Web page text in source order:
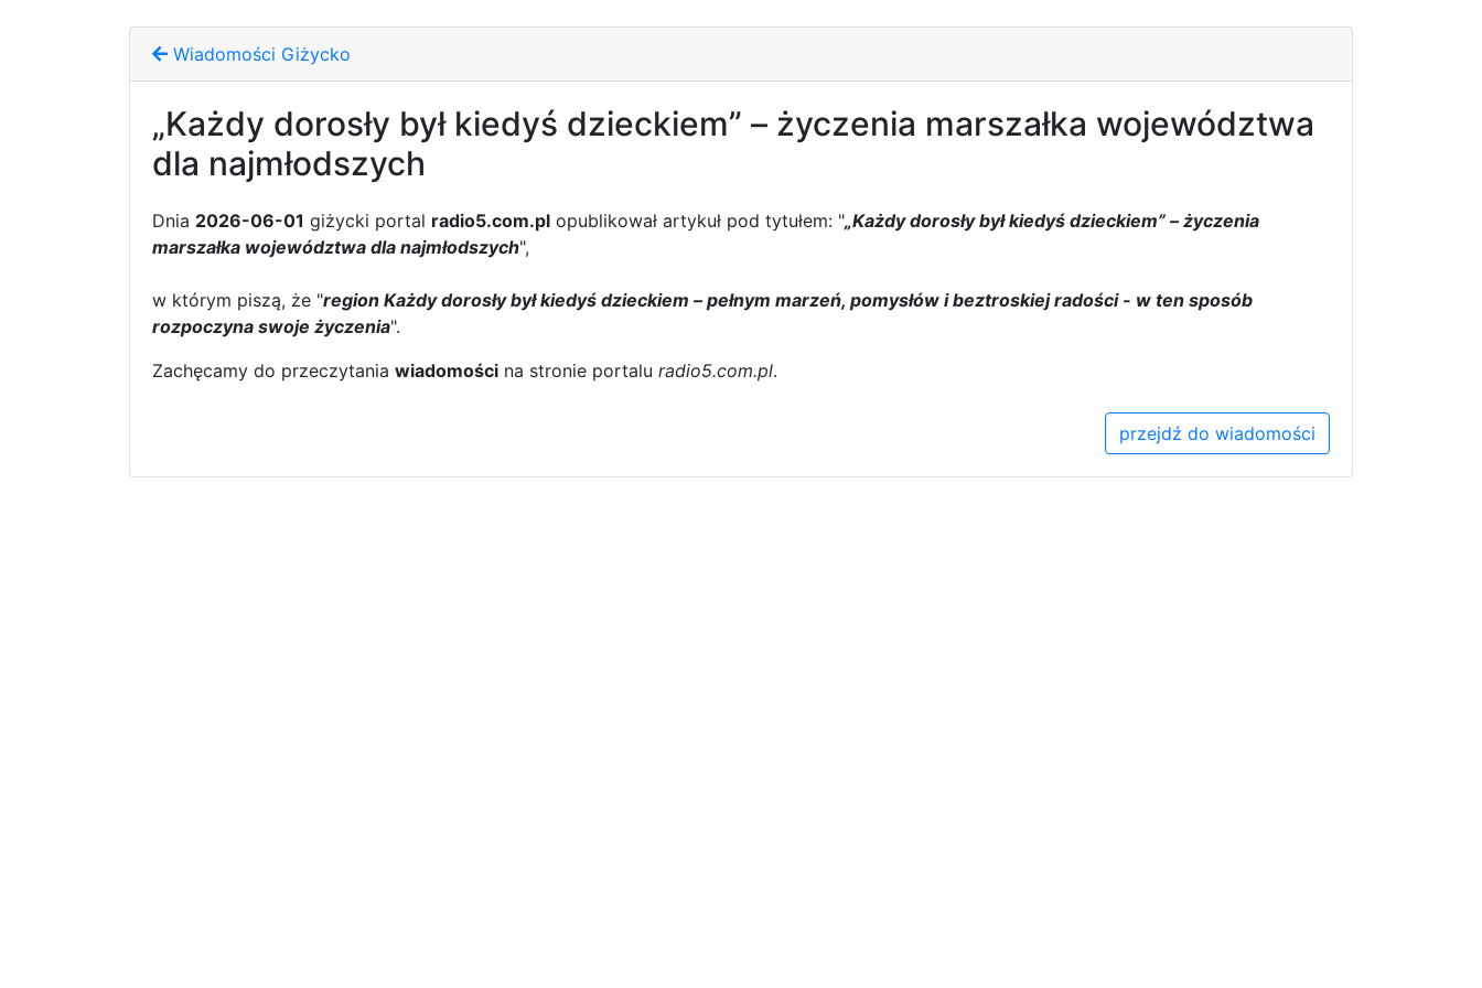
Wiadomości Giżycko
„Każdy dorosły był kiedyś dzieckiem” – życzenia marszałka województwa
dla najmłodszych
Dnia 2026-06-01 giżycki portal radio5.com.pl opublikował artykuł pod tytułem: "„Każdy dorosły był kiedyś dzieckiem” – życzenia
marszałka województwa dla najmłodszych",
w którym piszą, że "region Każdy dorosły był kiedyś dzieckiem – pełnym marzeń, pomysłów i beztroskiej radości - w ten sposób
rozpoczyna swoje życzenia".
Zachęcamy do przeczytania wiadomości na stronie portalu radio5.com.pl.
przejdź do wiadomości